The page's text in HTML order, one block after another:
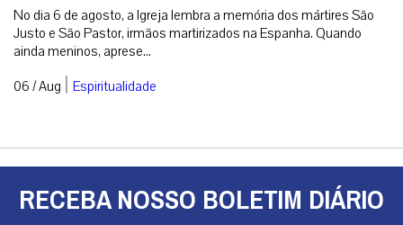
No dia 6 de agosto, a Igreja lembra a memória dos mártires São
Justo e São Pastor, irmãos martirizados na Espanha. Quando
ainda meninos, aprese...
06 / Aug | Espiritualidade
RECEBA NOSSO BOLETIM DIÁRIO